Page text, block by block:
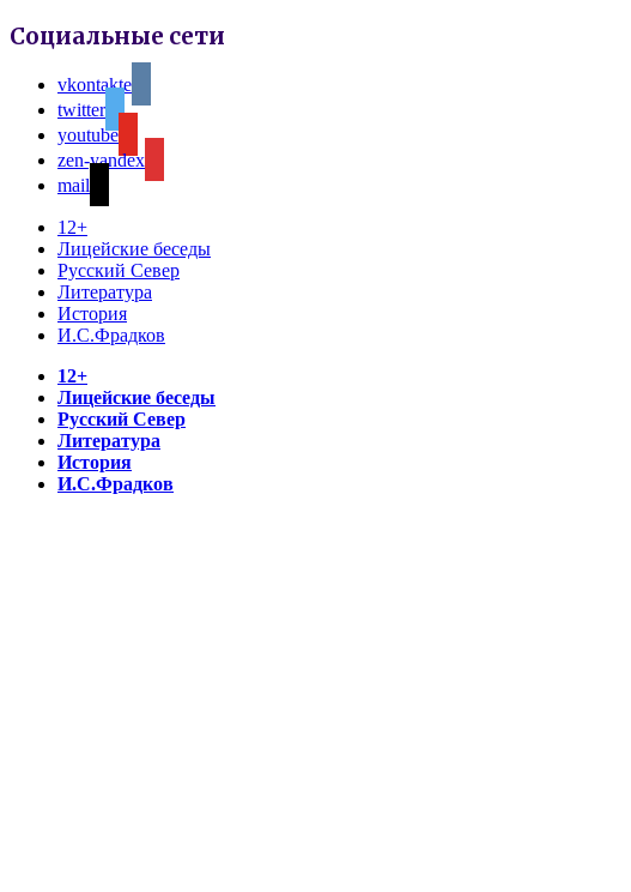
Социальные сети
vkontakte
twitter
youtube
zen-yandex
mail
12+
Лицейские беседы
Русский Север
Литература
История
И.С.Фрадков
12+
Лицейские беседы
Русский Север
Литература
История
И.С.Фрадков